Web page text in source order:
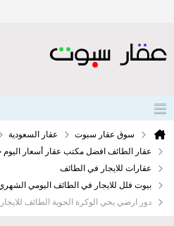
سوق عقار سبوت عقار السعودية
عقار الطائف افضل مكتب عقار أسعار اليوم
عقارات للايجار في الطائف
بيوت فلل للايجار في الطائف اليومي
دور ارضي بحي الوكرة الحوية الطائف